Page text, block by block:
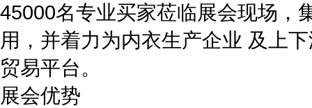
45000名专业买家莅临展会现场，
用，并着力为内衣生产企业 及上
贸易平台。
展会优势